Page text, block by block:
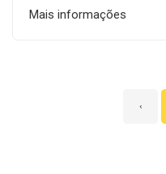
Mais informações
‹